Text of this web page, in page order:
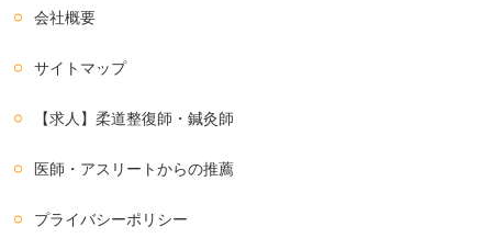
会社概要
サイトマップ
【求人】柔道整復師・鍼灸師
医師・アスリートからの推薦
プライバシーポリシー